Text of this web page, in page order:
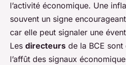
l’activité économique. Une
souvent un signe
car elle peut signaler une
Les directeurs de la BCE
l’affût des signaux